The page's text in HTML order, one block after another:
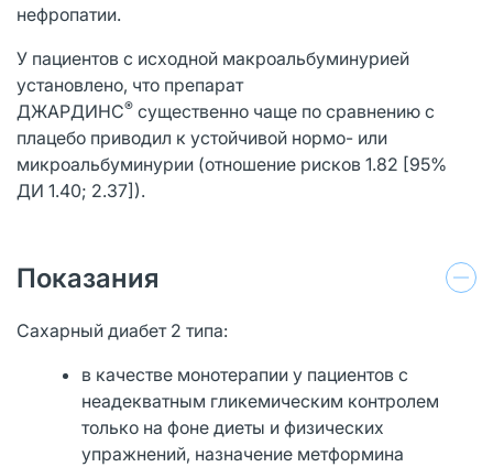
нефропатии.
У пациентов с исходной макроальбуминурией
установлено, что препарат
ДЖАРДИНС® существенно чаще по сравнению с
плацебо приводил к устойчивой нормо- или
микроальбуминурии (отношение рисков 1.82 [95%
ДИ 1.40; 2.37]).
Показания
Сахарный диабет 2 типа:
в качестве монотерапии у пациентов с
неадекватным гликемическим контролем
только на фоне диеты и физических
упражнений, назначение метформина